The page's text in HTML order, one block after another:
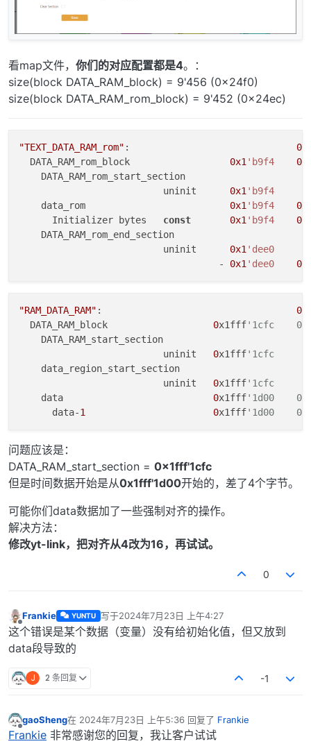
看map文件， 你们的对应配置都是4。：
size(block DATA_RAM_block) = 9'456 (0x24f0)
size(block DATA_RAM_rom_block) = 9'452 (0x24ec)
"TEXT_DATA_RAM_rom" :
  DATA_RAM_rom_block
0x1'b9f4
    DATA_RAM_rom_start_section
                          uninit
0x1'b9f4
    data_rom
0x1'b9f4
      Initializer bytes
const 0x1'b9f4
    DATA_RAM_rom_end_section
                          uninit
0x1'dee0
                                    -
0x1'dee0
"RAM_DATA_RAM" : 0
  DATA_RAM_block
0x1fff'1cfc
    DATA_RAM_start_section
                          uninit
0x1fff'1cfc
    data_region_start_section
                          uninit
0x1fff'1cfc
    data
0x1fff'1d00
      data-
1 0x1fff'1d00
问题应该是：
DATA_RAM_start_section = 0x1fff'1cfc
但是时间数据开始是从0x1fff'1d00开始的，差了4个字节。
可能你们data数据加了一些强制对齐的操作。
解决方法：
修改yt-link，把对齐从4改为16，再试试。
0
离线
Frankie YUNTU 写于2024年7月23日 上午4:27
最后由 编辑
这个错误是某个数据（变量）没有给初始化值，但又放到
data段导致的
J 2 条回复 -1
离线
gaoSheng在 2024年7月23日 上午5:36 回复了 Frankie
最后由 编辑
Frankie 非常感谢您的回复，我让客户试试